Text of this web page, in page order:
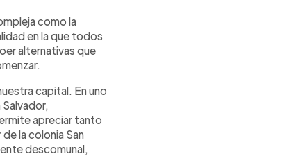
como la
en la que todos
alternativas que
capital. En uno
apreciar tanto
la colonia San
descomunal,